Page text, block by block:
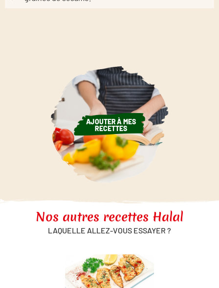
AJOUTER À MES
RECETTES
Nos autres recettes Halal
LAQUELLE ALLEZ-VOUS ESSAYER ?